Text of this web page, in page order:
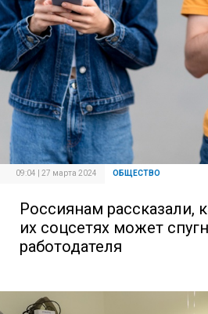
09:04 | 27 марта 2024 ОБЩЕСТВО
Россиянам рассказали,
их соцсетях может
работодателя